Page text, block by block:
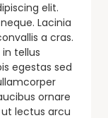
elit.
Lacinia
a cras.
tellus
egestas sed
ornare
ut lectus arcu